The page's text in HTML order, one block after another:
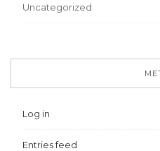
Uncategorized
Log in
Entries feed